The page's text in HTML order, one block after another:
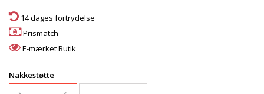
14 dages fortrydelse
Prismatch
E-mærket Butik
Nakkestøtte